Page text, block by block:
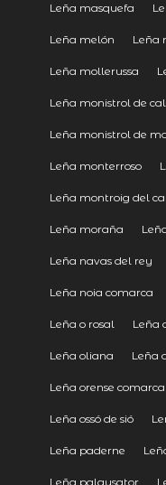
Leña masquefa
Leña melón Leña
Leña mollerussa
Leña monistrol de
Leña monistrol de
Leña monterroso
Leña montroig del
Leña moraña
Leña navas del rey
Leña noia comarca
Leña o rosal Leña
Leña oliana Leña
Leña orense comarca
Leña ossó de sió
Leña paderne
Leña palausator